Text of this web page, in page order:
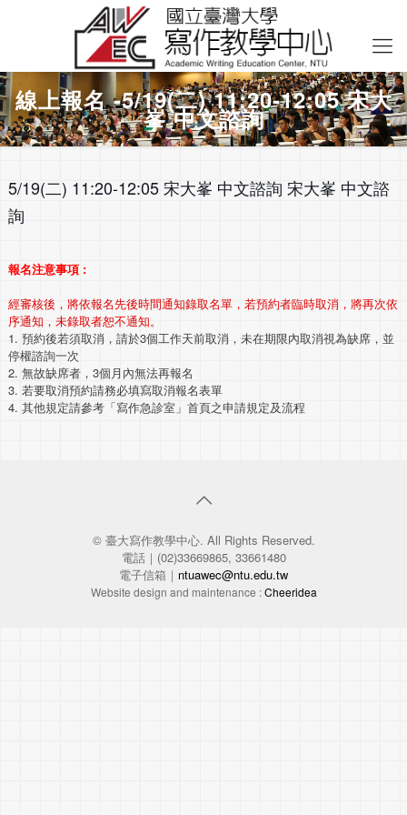
線上報名 -5/19(二) 11:20-12:05 宋大
峯 中文諮詢
5/19(二) 11:20-12:05 宋大峯 中文諮詢 宋大峯 中文諮
詢
報名注意事項 :
經審核後，將依報名先後時間通知錄取名單，若預約者臨時取消，將再次依
序通知，未錄取者恕不通知。
1. 預約後若須取消，請於3個工作天前取消，未在期限內取消視為缺席，並
停權諮詢一次
2. 無故缺席者，3個月內無法再報名
3. 若要取消預約請務必填寫取消報名表單
4. 其他規定請參考「寫作急診室」首頁之申請規定及流程
© 臺大寫作教學中心. All Rights Reserved.
電話｜(02)33669865, 33661480
電子信箱｜ ntuawec@ntu.edu.tw
Website design and maintenance :Cheeridea